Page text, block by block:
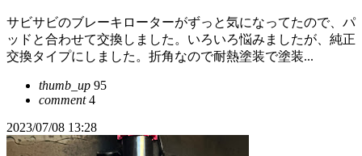
サビサビのブレーキローターがずっと気になってたので、パ
ッドと合わせて交換しました。いろいろ悩みましたが、純正
交換タイプにしました。折角なので耐熱塗装で塗装...
thumb_up 95
comment4
2023/07/08 13:28